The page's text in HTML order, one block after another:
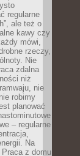
regularne
ale też o
kawy czy
mówi,
rzeczy,
Nie
zdalna
niż
nie
robimy
planować
– regularne
Na
z domu